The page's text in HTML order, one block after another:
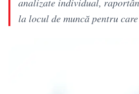
la locul de muncă pentru